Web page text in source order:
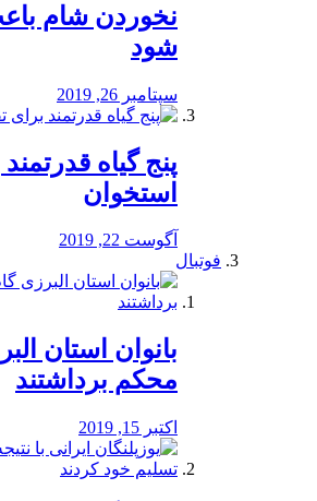
نخوردن شام
‌شود
سپتامبر 26, 2019
پنج گیاه
استخوان
آگوست 22, 2019
فوتبال
بانوان استان
محكم برداشتند
اکتبر 15, 2019